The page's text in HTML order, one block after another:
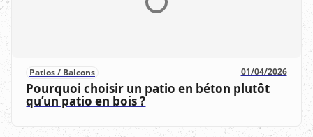
Patios / Balcons 01/04/2026
Pourquoi choisir un patio en béton plutôt
qu’un patio en bois ?